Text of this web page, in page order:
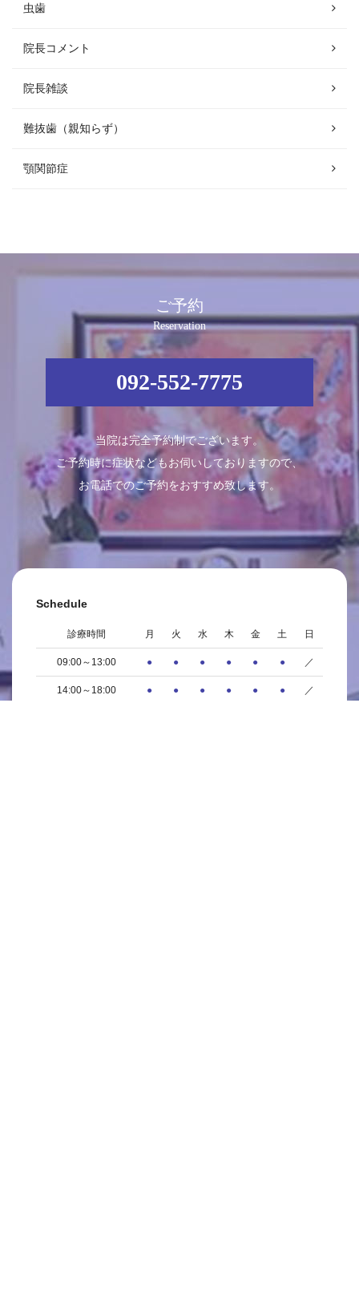
虫歯
院長コメント
院長雑談
難抜歯（親知らず）
顎関節症
ご予約
Reservation
092-552-7775
当院は完全予約制でございます。
ご予約時に症状などもお伺いしておりますので、
お電話でのご予約をおすすめ致します。
Schedule
診療時間 月 火 水 木 金 土 日
09:00～13:00 ● ● ● ● ● ● ／
14:00～18:00 ● ● ● ● ● ● ／